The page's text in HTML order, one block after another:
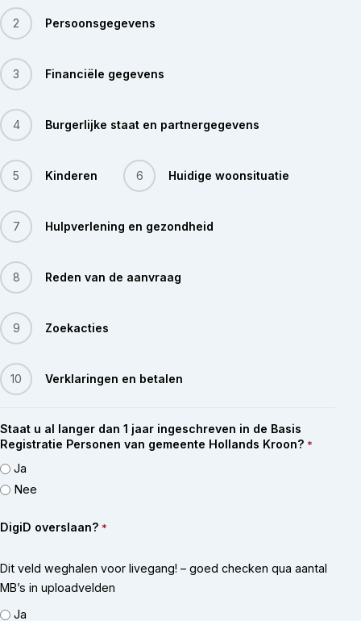
2 Persoonsgegevens
3 Financiële gegevens
4 Burgerlijke staat en partnergegevens
5 Kinderen 6 Huidige woonsituatie
7 Hulpverlening en gezondheid
8 Reden van de aanvraag
9 Zoekacties
10 Verklaringen en betalen
Staat u al langer dan 1 jaar ingeschreven in de Basis
Registratie Personen van gemeente Hollands Kroon? *
Ja
Nee
DigiD overslaan? *
Dit veld weghalen voor livegang! – goed checken qua aantal
MB’s in uploadvelden
Ja